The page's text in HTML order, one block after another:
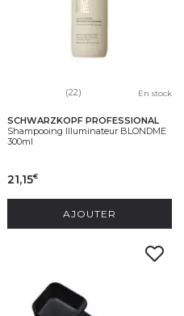
(22) En stock
SCHWARZKOPF PROFESSIONAL
Shampooing Illuminateur BLONDME
300ml
21,15€
AJOUTER